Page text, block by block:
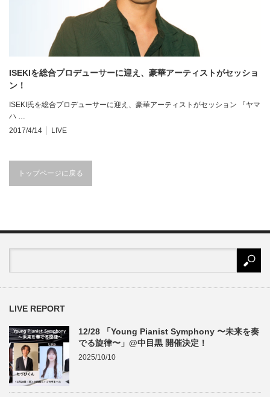
ISEKIを総合プロデューサーに迎え、豪華アーティストがセッショ
ン！
ISEKI氏を総合プロデューサーに迎え、豪華アーティストがセッション 『ヤマ
ハ …
2017/4/14
LIVE
トップページに戻る
LIVE REPORT
12/28 「Young Pianist Symphony 〜未来を奏
でる旋律〜」@中目黒 開催決定！
2025/10/10